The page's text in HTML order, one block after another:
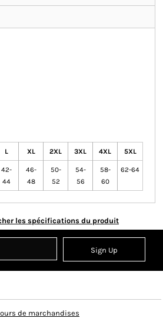
L XL 2XL 3XL 4XL 5XL
42-
44
46-
48
50-
52
54-
56
58-
60
62-64
les spécifications du produit
Sign Up
de marchandises